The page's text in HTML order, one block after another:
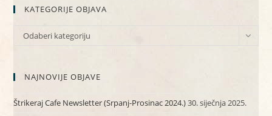
KATEGORIJE OBJAVA
KATEGORIJE
Odaberi kategoriju
NAJNOVIJE OBJAVE
Štrikeraj Cafe Newsletter (Srpanj-Prosinac 2024.)30. siječnja 2025.